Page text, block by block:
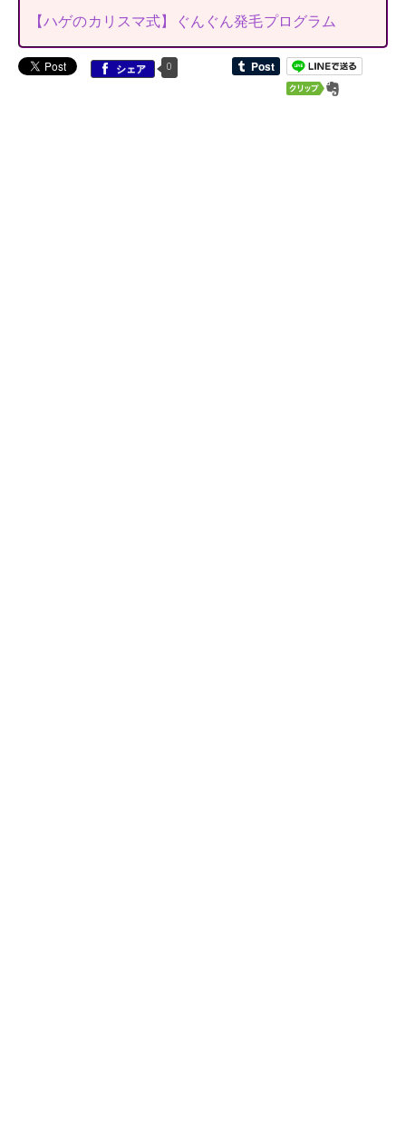
【ハゲのカリスマ式】ぐんぐん発毛プログラム
シェア 0